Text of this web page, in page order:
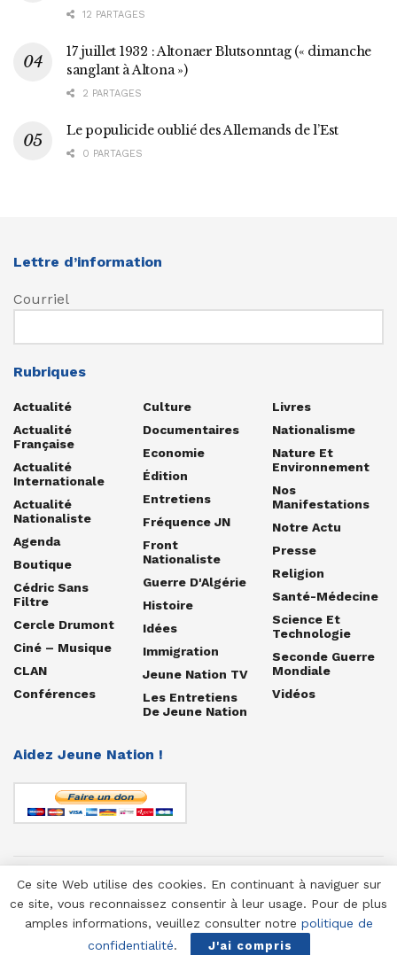
12 PARTAGES
17 juillet 1932 : Altonaer Blutsonntag (« dimanche
sanglant à Altona »)
2 PARTAGES
Le populicide oublié des Allemands de l’Est
0 PARTAGES
Lettre d’information
Courriel
Rubriques
Actualité
Actualité
Française
Actualité
Internationale
Actualité
Nationaliste
Agenda
Boutique
Cédric Sans
Filtre
Cercle Drumont
Ciné – Musique
CLAN
Conférences
Culture
Documentaires
Economie
Édition
Entretiens
Fréquence JN
Front
Nationaliste
Guerre D'Algérie
Histoire
Idées
Immigration
Jeune Nation TV
Les Entretiens
De Jeune Nation
Livres
Nationalisme
Nature Et
Environnement
Nos
Manifestations
Notre Actu
Presse
Religion
Santé-Médecine
Science Et
Technologie
Seconde Guerre
Mondiale
Vidéos
Aidez Jeune Nation !
© 1958-2025 Jeune Nation
Ce site Web utilise des cookies. En continuant à naviguer sur
ce site, vous reconnaissez consentir à leur usage. Pour de plus
amples informations, veuillez consulter notre politique de
confidentialité. J'ai compris